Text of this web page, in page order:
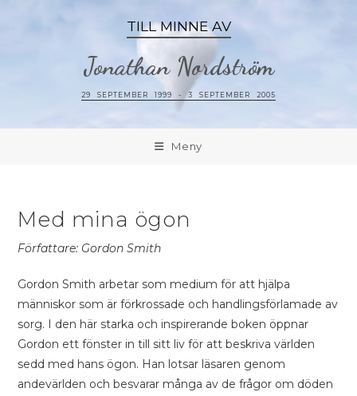
TILL MINNE AV
Jonathan Nordström
29 SEPTEMBER 1999 - 3 SEPTEMBER 2005
Meny
Med mina ögon
Författare: Gordon Smith
Gordon Smith arbetar som medium för att hjälpa
människor som är förkrossade och handlingsförlamade av
sorg. I den här starka och inspirerande boken öppnar
Gordon ett fönster in till sitt liv för att beskriva världen
sedd med hans ögon. Han lotsar läsaren genom
andevärlden och besvarar många av de frågor om döden